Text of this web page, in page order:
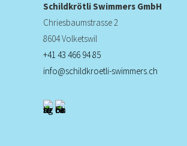
Schildkrötli Swimmers GmbH
Chriesbaumstrasse 2
8604 Volketswil
+41 43 466 94 85
info@schildkroetli-swimmers.ch